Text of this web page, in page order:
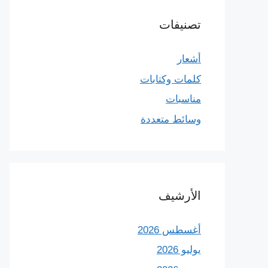
تصنيفات
أشعار
كلمات وكتابات
مناسبات
وسائط متعددة
الأرشيف
أغسطس 2026
يوليو 2026